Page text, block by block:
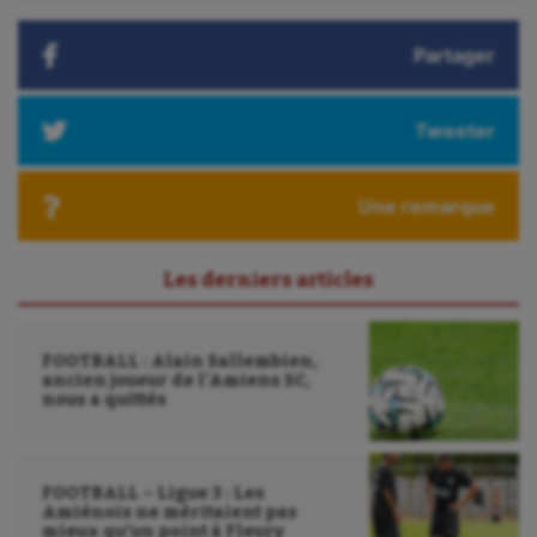
Roller-derby
Sport adapté
Sport handicap
Sport-entreprise
Tir
Partager
Tweeter
Une remarque
Les derniers articles
FOOTBALL : Alain Sallembien,
ancien joueur de l’Amiens SC,
nous a quittés
FOOTBALL – Ligue 3 : Les
Amiénois ne méritaient pas
mieux qu’un point à Fleury